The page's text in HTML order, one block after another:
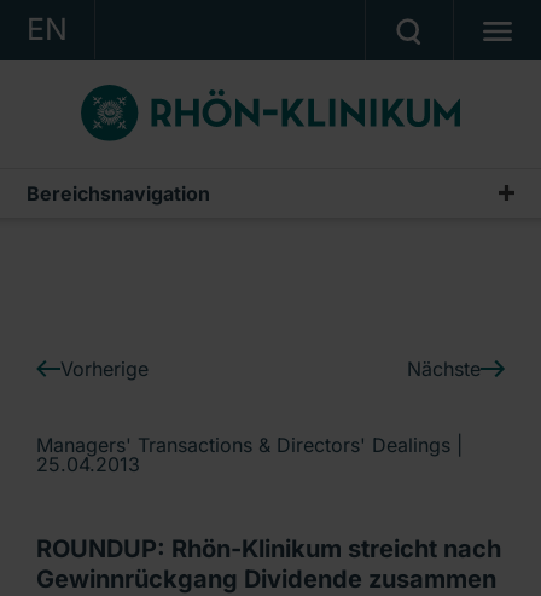
EN
KONZERN
KLINIKEN
KARRIERE
Ein Unternehmen der RHÖN-KLINIKUM AG
Bereichsnavigation
IR-News
Vorherige Nächste
Managers' Transactions & Directors' Dealings |
25.04.2013
ROUNDUP: Rhön-Klinikum streicht nach
Gewinnrückgang Dividende zusammen